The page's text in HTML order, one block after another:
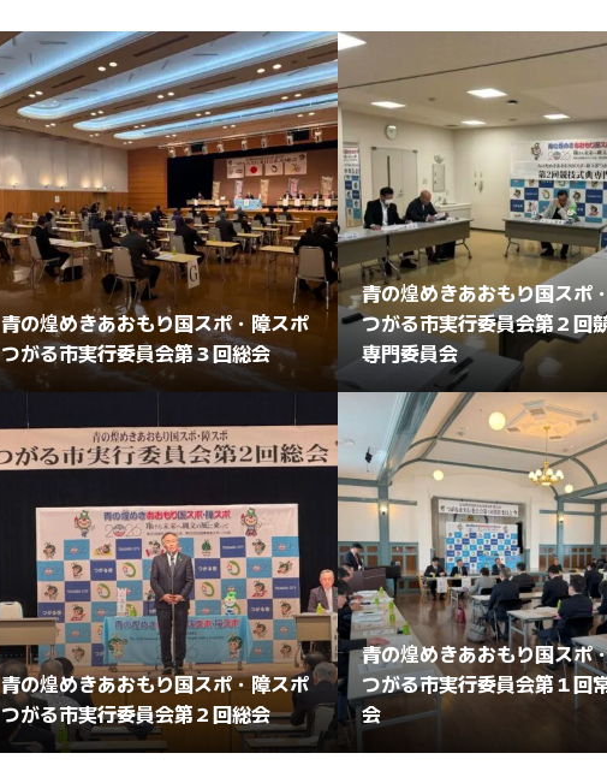
青の煌めきあおもり国スポ・障スポ
つがる市実行委員会第３回総会
青の煌めきあおもり国スポ
つがる市実行委員会第２回
専門委員会
青の煌めきあおもり国スポ・障スポ
つがる市実行委員会第２回総会
青の煌めきあおもり国スポ
つがる市実行委員会第１回
会